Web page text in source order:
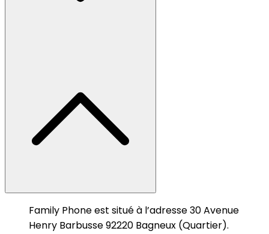
Family Phone est situé à l’adresse 30 Avenue
Henry Barbusse 92220 Bagneux (Quartier).